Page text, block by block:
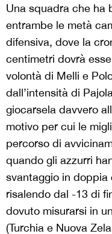
Una squadra che ha
entrambe le metà
difensiva, dove la
centimetri dovrà
volontà di Melli e
dall’intensità di
giocarsela davvero
motivo per cui le
percorso di
quando gli azzurri
svantaggio in doppia
risalendo dal -13 di
dovuto misurarsi in
(Turchia e Nuova